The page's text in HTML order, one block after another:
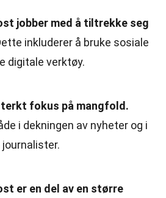
jobber med å tiltrekke seg
inkluderer å bruke sosiale
digitale verktøy.
fokus på mangfold.
i dekningen av nyheter og i
er en del av en større